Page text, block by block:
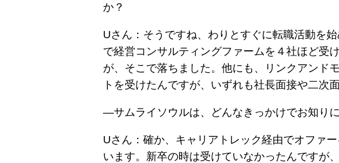
か？
Uさん：そうですね、わりとすぐに転職活動を
で経営コンサルティングファームを４社ほど受
が、そこで落ちました。他にも、リンクアンド
トを受けたんですが、いずれも社長面接や二次
―サムライソウルは、どんなきっかけでお知り
Uさん：確か、キャリアトレック経由でオファ
います。新卒の時は受けていなかったんですが